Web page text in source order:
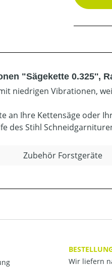
"Sägekette 0.325'',
niedrigen Vibrationen,
an Ihre Kettensäge oder
des Stihl
Zubehör Forstgeräte
Wir liefern